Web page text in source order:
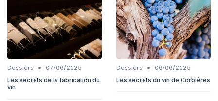
Dossiers •
07/06/2025
Les secrets de la fabrication du
vin
Dossiers •
06/06/2025
Les secrets du vin de Corbières